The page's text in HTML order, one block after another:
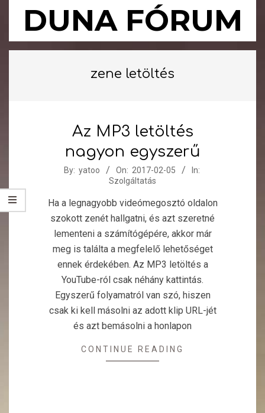
DUNA FÓRUM
Primary
zene letöltés
Az MP3 letöltés
nagyon egyszerű
2017-
05
By: yatoo On: 2017-02-05
In:
Szolgáltatás
Ha a legnagyobb videómegosztó oldalon
szokott zenét hallgatni, és azt szeretné
lementeni a számítógépére, akkor már
meg is találta a megfelelő lehetőséget
ennek érdekében. Az MP3 letöltés a
YouTube-ról csak néhány kattintás.
Egyszerű folyamatról van szó, hiszen
csak ki kell másolni az adott klip URL-jét
és azt bemásolni a honlapon
CONTINUE READING